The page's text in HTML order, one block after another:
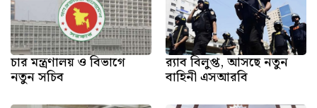
চার মন্ত্রণালয় ও বিভাগে
নতুন সচিব
র‍্যাব বিলুপ্ত, আসছে নতুন
বাহিনী এসআরবি